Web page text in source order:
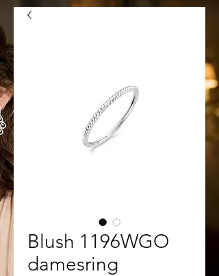
Blush 1196WGO
damesring